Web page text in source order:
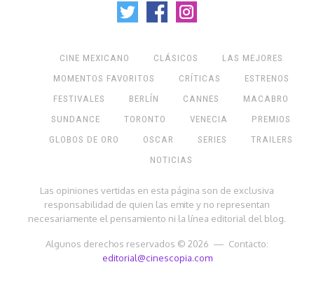
CINE MEXICANO CLÁSICOS
LAS MEJORES
MOMENTOS FAVORITOS
CRÍTICAS
ESTRENOS
FESTIVALES
BERLÍN CANNES
MACABRO
SUNDANCE
TORONTO VENECIA
PREMIOS
GLOBOS DE ORO
OSCAR SERIES
TRAILERS
NOTICIAS
Las opiniones vertidas en esta página son de exclusiva
responsabilidad de quien las emite y no representan
necesariamente el pensamiento ni la línea editorial del blog.
Algunos derechos reservados © 2026 — Contacto:
editorial@cinescopia.com